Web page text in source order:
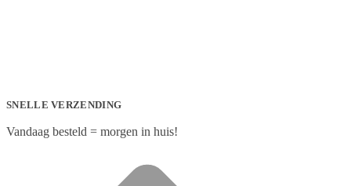
SNELLE VERZENDING
Vandaag besteld = morgen in huis!